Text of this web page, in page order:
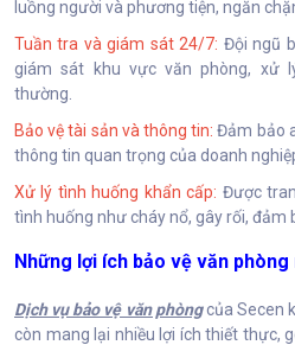
luồng người và phương tiện, ngăn
Tuần tra và giám sát 24/7: Đội ngũ
giám sát khu vực văn phòng, xử
thường.
Bảo vệ tài sản và thông tin: Đảm bảo
thông tin quan trọng của doanh
Xử lý tình huống khẩn cấp: Được
tình huống như cháy nổ, gây rối, đảm
Những lợi ích bảo vệ văn
Dịch vụ bảo vệ văn phòngcủa Secen
còn mang lại nhiều lợi ích thiết thực,